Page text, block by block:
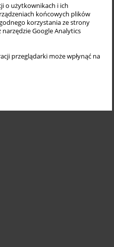
o użytkownikach i ich
końcowych plików
korzystania ze strony
Google Analytics
przeglądarki może wpłynąć na